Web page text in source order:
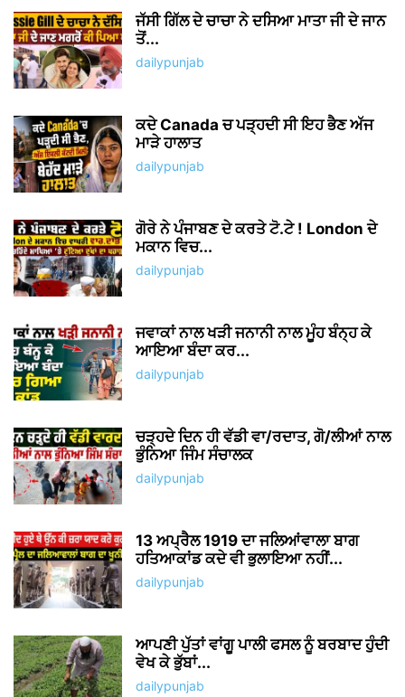
ਜੱਸੀ ਗਿੱਲ ਦੇ ਚਾਚਾ ਨੇ ਦਸਿਆ ਮਾਤਾ ਜੀ ਦੇ ਜਾਨ
ਤੋਂ...
dailypunjab
ਕਦੇ Canada ਚ ਪੜ੍ਹਦੀ ਸੀ ਇਹ ਭੈਣ ਅੱਜ
ਮਾੜੇ ਹਾਲਾਤ
dailypunjab
ਗੋਰੇ ਨੇ ਪੰਜਾਬਣ ਦੇ ਕਰਤੇ ਟੋ.ਟੇ ! London ਦੇ
ਮਕਾਨ ਵਿਚ...
dailypunjab
ਜਵਾਕਾਂ ਨਾਲ ਖੜੀ ਜਨਾਨੀ ਨਾਲ ਮੂੰਹ ਬੰਨ੍ਹ ਕੇ
ਆਇਆ ਬੰਦਾ ਕਰ...
dailypunjab
ਚੜ੍ਹਦੇ ਦਿਨ ਹੀ ਵੱਡੀ ਵਾ/ਰਦਾਤ, ਗੋ/ਲੀਆਂ ਨਾਲ
ਭੁੰਨਿਆ ਜਿੰਮ ਸੰਚਾਲਕ
dailypunjab
13 ਅਪ੍ਰੈਲ 1919 ਦਾ ਜਲਿਆਂਵਾਲਾ ਬਾਗ
ਹਤਿਆਕਾਂਡ ਕਦੇ ਵੀ ਭੁਲਾਇਆ ਨਹੀਂ...
dailypunjab
ਆਪਣੀ ਪੁੱਤਾਂ ਵਾਂਗੂ ਪਾਲੀ ਫਸਲ ਨੂੰ ਬਰਬਾਦ ਹੁੰਦੀ
ਵੇਖ ਕੇ ਭੁੱਬਾਂ...
dailypunjab